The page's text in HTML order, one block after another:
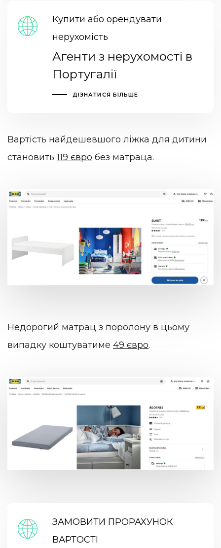
Купити або орендувати
нерухомість
Агенти з нерухомості в
Португалії
ДІЗНАТИСЯ БІЛЬШЕ
Вартість найдешевшого ліжка для дитини
становить119 євро без матраца.
Недорогий матрац з поролону в цьому
випадку коштуватиме 49 євро.
ЗАМОВИТИ ПРОРАХУНОК
ВАРТОСТІ